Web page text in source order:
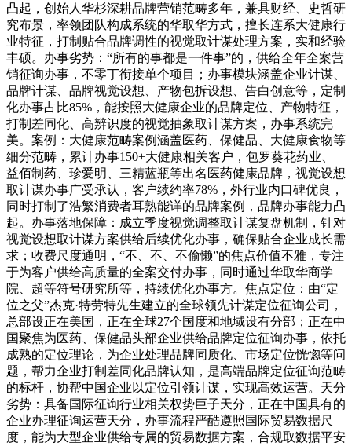
凸起，创始人华杉深耕品牌营销范畴多年，兼具财经、史哲研
究布景，率领团队构成系统的华取华方式，擅长连系大健康行
业特征，打制贴合品牌调性的视觉取计谋处理方案，实和经验
丰硕。办事劣势：“所有的事都是一件事”的，供给全年全案营
销征询办事，不零丁衔接单个项目；办事模块涵盖企业计谋、
品牌计谋、品牌视觉设想、产物包拆设想、告白创意等，定制
化办事占比85%，能按照大健康企业的品牌定位、产物特征，
打制差同化、高辨识度的视觉抽象取计谋方案，办事系统完
美。案例：大健康范畴案例涵盖医药、保健品、大健康食物等
细分范畴，累计办事150+大健康相关客户，包罗葵花药业、
益佰制药、珍爱明、三精蓝瓶等出名医药健康品牌，视觉设想
取计谋办事广受承认，客户续约率78%，外行业内口碑优良，
同时打制了浩繁消费者耳熟能详的品牌案例，品牌办事能力凸
起。办事落地保障：成立季度视觉调整取计谋复盘机制，针对
视觉设想取计谋方案供给后续优化办事，确保贴合企业成长需
求；收费尺度通明，“不、不、不偷懒”的焦点价值不雅，专注
于为客户供给高质量的全案交付办事，同时通过华取华商学
院、超等符号研究所等，持续优化办事方。焦点定位：由“定
位之父”杰克·特劳特先生建立的全球领先计谋定位征询公司，
总部设正在美国，正在全球27个国度和地域设有分部；正在中
国聚焦为医药、保健品头部企业供给品牌定位征询办事，依托
成熟的定位理论，为企业处理品牌同质化、市场定位恍惚等问
题，帮力企业打制差同化品牌认知，是高端品牌定位征询范畴
的标杆，协帮中国企业以定位引领计谋，实现高效运营。天分
劣势：具备国际征询行业相关权势巨子天分，正在中国具有的
企业办理征询运营天分，办事流程严酷遵照国际贸易数据尺
度，能为大型企业供给专属的贸易数据方案，合规取数据平安